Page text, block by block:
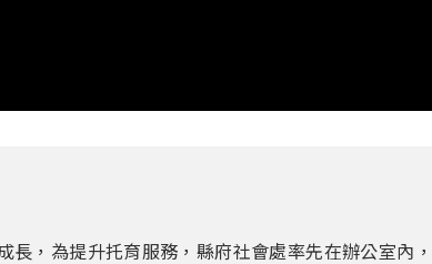
長，為提升托育服務，縣府社會處率先在辦公室內